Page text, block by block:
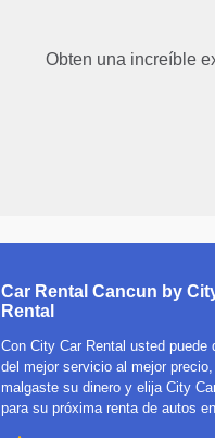
Obten una increíble
Car Rental Cancun by
Rental
Con City Car Rental usted puede
del mejor servicio al mejor
malgaste su dinero y elija City
para su próxima renta de autos